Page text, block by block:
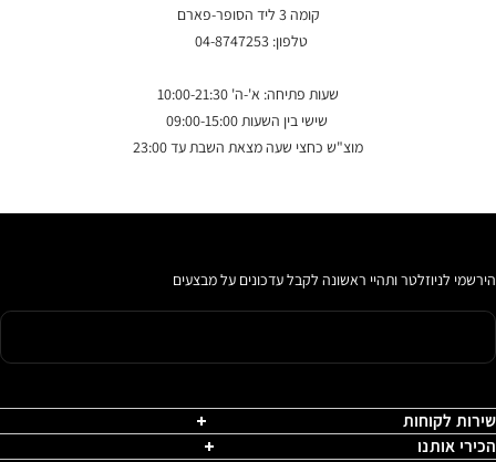
קומה 3 ליד הסופר-פארם
טלפון: 04-8747253
שעות פתיחה: א'-ה' 10:00-21:30
שישי בין השעות 09:00-15:00
מוצ"ש כחצי שעה מצאת השבת עד 23:00
הירשמי לניוזלטר ותהיי ראשונה לקבל עדכונים על מבצעים
שירות לקוחות
הכירי אותנו